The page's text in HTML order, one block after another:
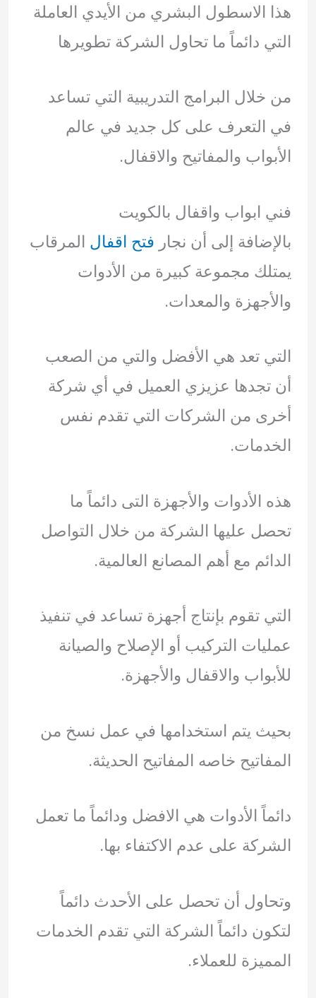
هذا الاسطول البشري من الأيدي العاملة
التي دائماً ما تحاول الشركة تطويرها
من خلال البرامج التدريبية التي تساعد
في التعرف على كل جديد في عالم
الأبواب والمفاتيح والاقفال.
فني ابواب واقفال بالكويت
بالإضافة إلى أن نجار فتح اقفال المرقاب
يمتلك مجموعة كبيرة من الأدوات
والأجهزة والمعدات.
التي تعد هي الأفضل والتي من الصعب
أن تجدها عزيزي العميل في أي شركة
أخرى من الشركات التي تقدم نفس
الخدمات.
هذه الأدوات والأجهزة التى دائماً ما
تحصل عليها الشركة من خلال التواصل
الدائم مع أهم المصانع العالمية.
التي تقوم بإنتاج أجهزة تساعد في تنفيذ
عمليات التركيب أو الإصلاح والصيانة
للأبواب والاقفال والأجهزة.
بحيث يتم استخدامها في عمل نسخ من
المفاتيح خاصه المفاتيح الحديثة.
دائماً الأدوات هي الافضل ودائماً ما تعمل
الشركة على عدم الاكتفاء بها.
وتحاول أن تحصل على الأحدث دائماً
لتكون دائماً الشركة التي تقدم الخدمات
المميزة للعملاء.